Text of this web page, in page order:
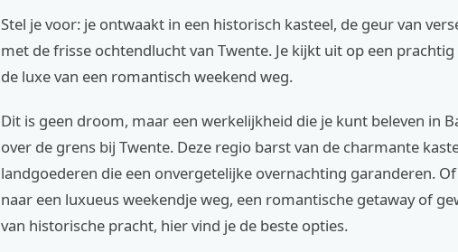
Stel je voor: je ontwaakt in een historisch kasteel, de geur van
met de frisse ochtendlucht van Twente. Je kijkt uit op een
de luxe van een romantisch weekend weg.
Dit is geen droom, maar een werkelijkheid die je kunt beleven in
over de grens bij Twente. Deze regio barst van de charmante
landgoederen die een onvergetelijke overnachting garanderen.
naar een luxueus weekendje weg, een romantische getaway of
van historische pracht, hier vind je de beste opties.